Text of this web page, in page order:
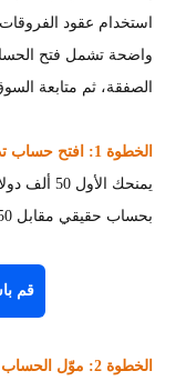
واضحة تشمل فتح
الصفقة، ثم متابعة
الخطوة 1: افتح حساب تداول:
يمنحك
بحساب حقيقي مقابل 50 دولار فقط.
قم
الخطوة 2: موّل الحساب: